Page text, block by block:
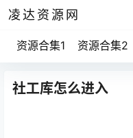
凌达资源网
资源合集1 资源合集2
社工库怎么进入